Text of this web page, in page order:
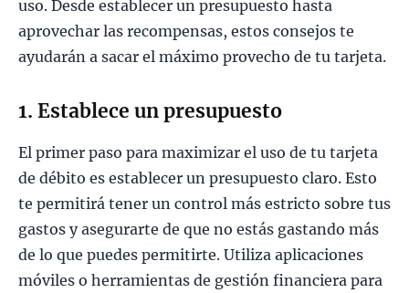
uso. Desde establecer un presupuesto hasta
aprovechar las recompensas, estos consejos te
ayudarán a sacar el máximo provecho de tu tarjeta.
1. Establece un presupuesto
El primer paso para maximizar el uso de tu tarjeta
de débito es establecer un presupuesto claro. Esto
te permitirá tener un control más estricto sobre tus
gastos y asegurarte de que no estás gastando más
de lo que puedes permitirte. Utiliza aplicaciones
móviles o herramientas de gestión financiera para